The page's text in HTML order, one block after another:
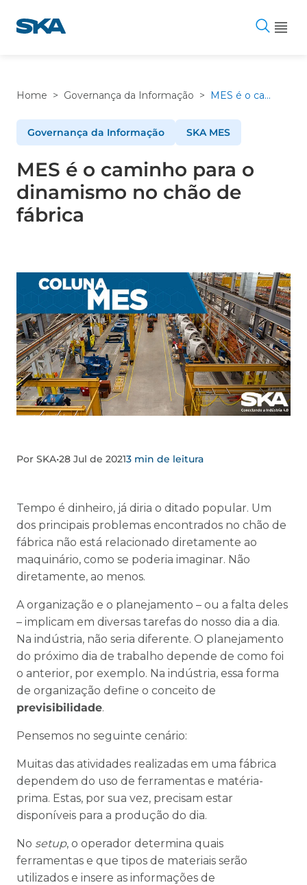
para
Home > Governança da Informação > MES é o caminho para o dinamismo no chão de fábrica
Governança da Informação SKA MES
MES é o caminho para o
dinamismo no chão de
fábrica
Por SKA•28 Jul de 20213 min de leitura
Tempo é dinheiro, já diria o ditado popular. Um
dos principais problemas encontrados no chão de
fábrica não está relacionado diretamente ao
maquinário, como se poderia imaginar. Não
diretamente, ao menos.
A organização e o planejamento – ou a falta deles
– implicam em diversas tarefas do nosso dia a dia.
Na indústria, não seria diferente. O planejamento
do próximo dia de trabalho depende de como foi
o anterior, por exemplo. Na indústria, essa forma
de organização define o conceito de
previsibilidade.
Pensemos no seguinte cenário:
Muitas das atividades realizadas em uma fábrica
dependem do uso de ferramentas e matéria-
prima. Estas, por sua vez, precisam estar
disponíveis para a produção do dia.
No setup, o operador determina quais
ferramentas e que tipos de materiais serão
utilizados e insere as informações de